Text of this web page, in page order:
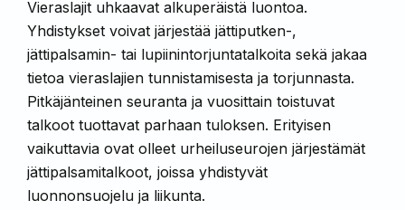
Vieraslajit uhkaavat alkuperäistä luontoa.
Yhdistykset voivat järjestää jättiputken-,
jättipalsamin- tai lupiinintorjuntatalkoita sekä jakaa
tietoa vieraslajien tunnistami­sesta ja torjunnasta.
Pitkäjänteinen seuran­ta ja vuosittain toistuvat
talkoot tuottavat parhaan tuloksen. Erityisen
vaikuttavia ovat olleet urheiluseurojen järjestämät
jättipalsa­mitalkoot, joissa yhdistyvät
luonnonsuojelu ja liikunta.